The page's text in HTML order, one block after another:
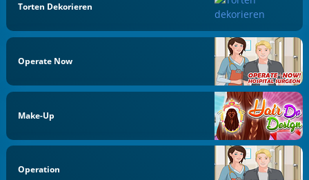
Torten Dekorieren
Operate Now
Make-Up
Operation